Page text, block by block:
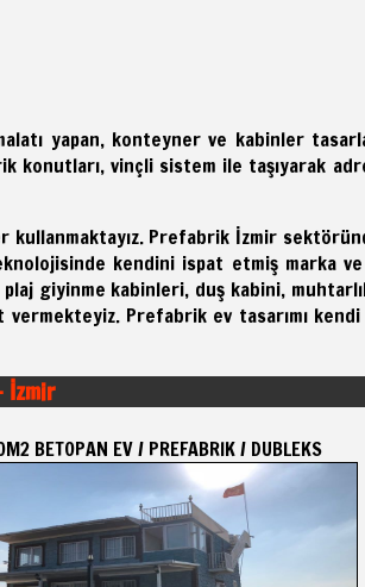
yapan, konteyner ve kabinler
konutları, vinçli sistem ile taşıyarak
kullanmaktayız. Prefabrik İzmir
kendini ispat etmiş marka
giyinme kabinleri, duş kabini,
vermekteyiz. Prefabrik ev tasarımı
İzmir
BETOPAN EV / PREFABRIK / DUBLEKS